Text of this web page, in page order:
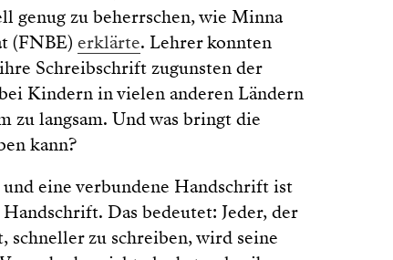
genug zu beherrschen, wie Minna
(FNBE) erklärte. Lehrer konnten
Schreibschrift zugunsten der
Kindern in vielen anderen Ländern
zu langsam. Und was bringt die
kann?
eine verbundene Handschrift ist
Das bedeutet: Jeder, der
zu schreiben, wird seine